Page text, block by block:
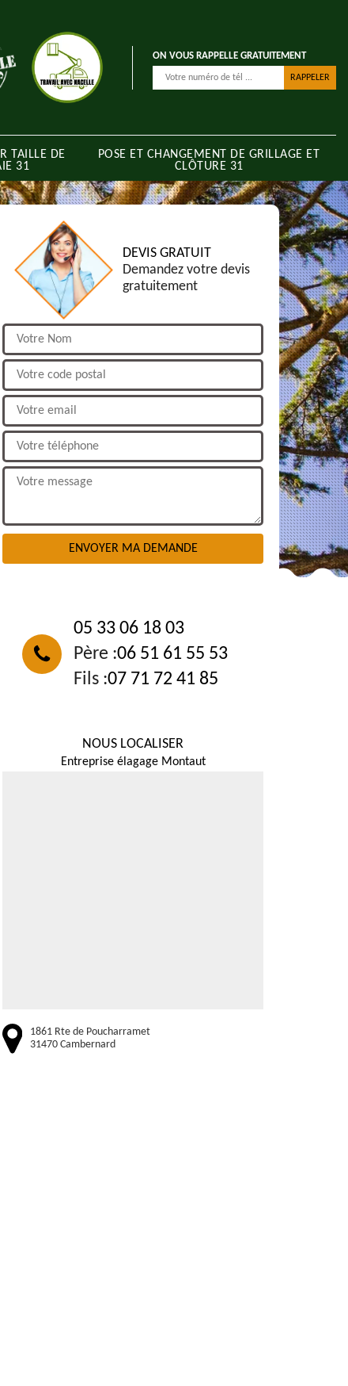
ON VOUS RAPPELLE GRATUITEMENT
TAILLE DE
31
POSE ET CHANGEMENT DE GRILLAGE ET
CLÔTURE 31
DEVIS GRATUIT
Demandez votre devis
gratuitement
05 33 06 18 03
Père :06 51 61 55 53
Fils :07 71 72 41 85
NOUS LOCALISER
Entreprise élagage Montaut
1861 Rte de Poucharramet
31470 Cambernard